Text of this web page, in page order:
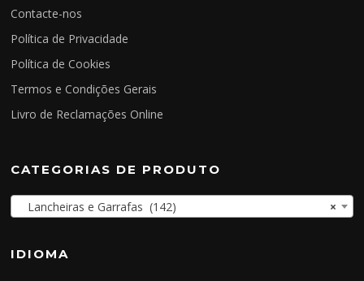
Contacte-nos
Política de Privacidade
Política de Cookies
Termos e Condições Gerais
Livro de Reclamações Online
CATEGORIAS DE PRODUTO
×
Lancheiras e Garrafas (142)
IDIOMA